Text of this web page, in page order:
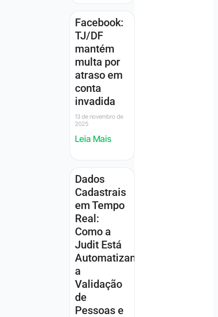
Facebook:
TJ/DF
mantém
multa por
atraso em
conta
invadida
13 de novembro de
2025
Leia Mais
Dados
Cadastrais
em Tempo
Real:
Como a
Judit Está
Automatizando
a
Validação
de
Pessoas e